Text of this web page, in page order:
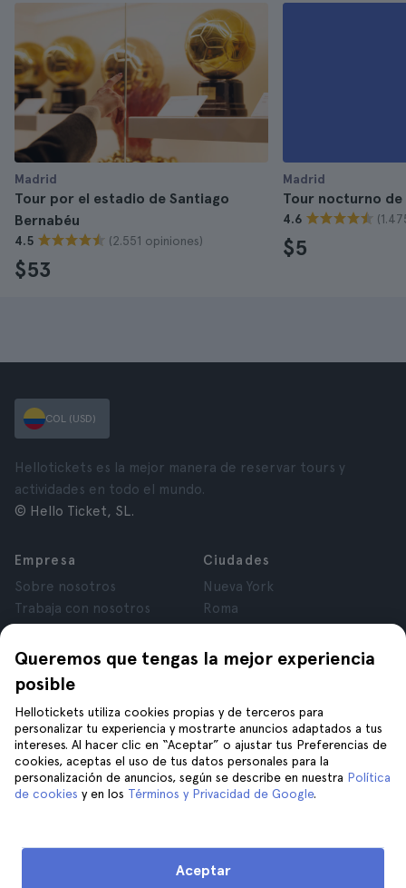
Madrid
Tour por el estadio de Santiago
Bernabéu
4.5 (2.551 opiniones)
$53
Madrid
Tour nocturno
4.6
$5
Queremos que tengas la mejor experiencia
posible
Hellotickets utiliza cookies propias y de terceros para
personalizar tu experiencia y mostrarte anuncios adaptados a tus
intereses. Al hacer clic en “Aceptar” o ajustar tus Preferencias de
cookies, aceptas el uso de tus datos personales para la
personalización de anuncios, según se describe en nuestra Política
de cookies y en los Términos y Privacidad de Google.
Aceptar
COL (USD)
Hellotickets es la mejor manera de reservar tours y
actividades en todo el mundo.
© Hello Ticket, SL.
Empresa
Sobre nosotros
Trabaja con nosotros
Opiniones
Privacidad
Términos y Condiciones
Aviso Legal
Cookies
Ciudades
Nueva York
Roma
Londres
Granada
Tenerife
Ayuda
Síguenos en